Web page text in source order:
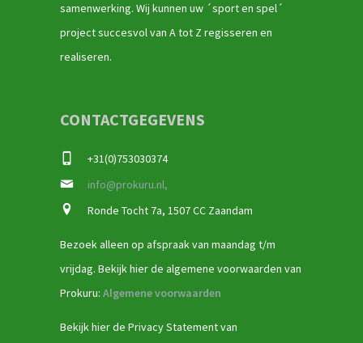
samenwerking. Wij kunnen uw ´sport en spel´
project succesvol van A tot Z regisseren en
realiseren.
CONTACTGEGEVENS
+31(0)753030374
info@prokuru.nl,
Ronde Tocht 7a, 1507 CC Zaandam
Bezoek alleen op afspraak van maandag t/m
vrijdag. Bekijk hier de algemene voorwaarden van
Prokuru: Algemene voorwaarden
Bekijk hier de Privacy Statement van